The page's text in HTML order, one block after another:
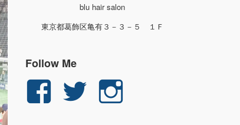
blu hair salon
東京都葛飾区亀有３－３－５ １Ｆ
Follow Me
yuichi.fujita.351
yu_1_fjt